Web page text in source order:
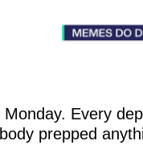
Every
prepped